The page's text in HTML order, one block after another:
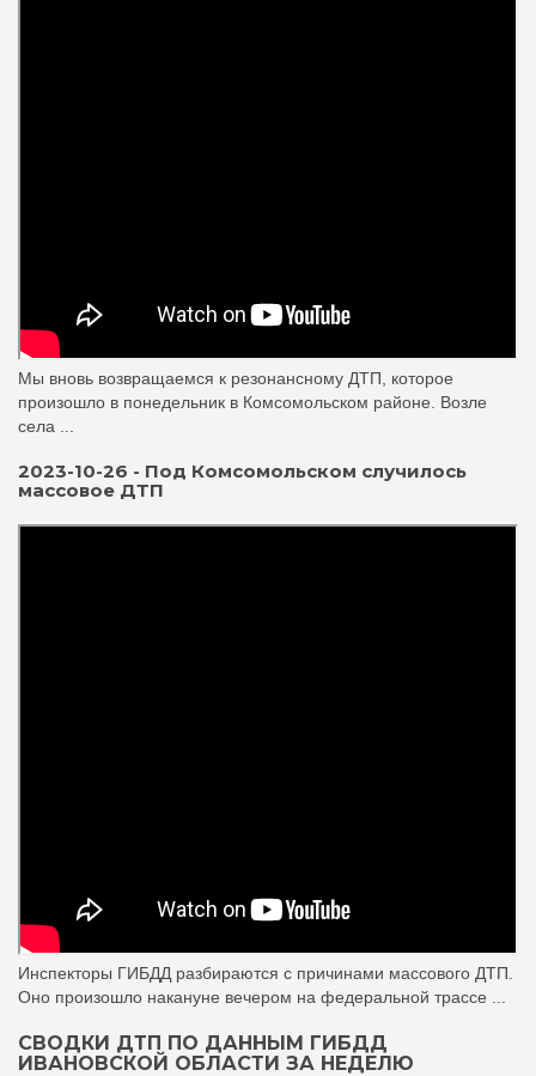
Мы вновь возвращаемся к резонансному ДТП, которое
произошло в понедельник в Комсомольском районе. Возле
села ...
2023-10-26 - Под Комсомольском случилось
массовое ДТП
Инспекторы ГИБДД разбираются с причинами массового ДТП.
Оно произошло накануне вечером на федеральной трассе ...
СВОДКИ ДТП ПО ДАННЫМ ГИБДД
ИВАНОВСКОЙ ОБЛАСТИ ЗА НЕДЕЛЮ